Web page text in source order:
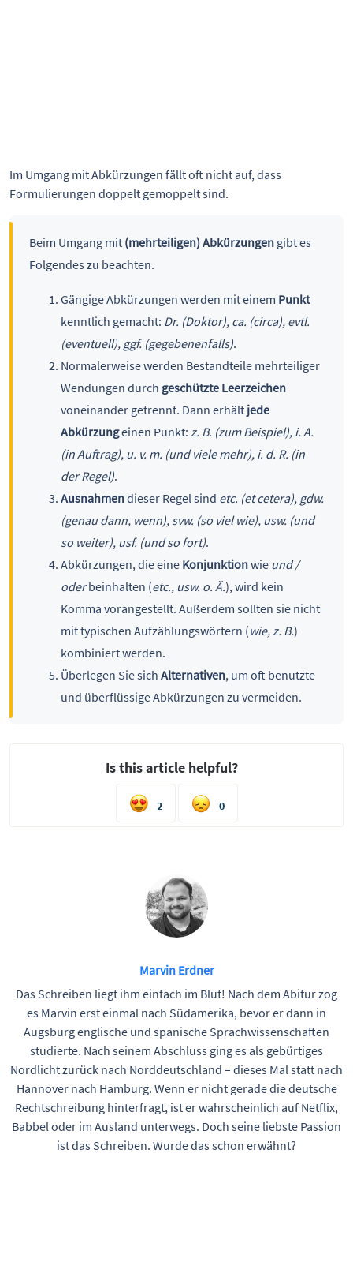
Im Umgang mit Abkürzungen fällt oft nicht auf, dass
Formulierungen doppelt gemoppelt sind.
Beim Umgang mit (mehrteiligen) Abkürzungengibt es
Folgendes zu beachten.
Gängige Abkürzungen werden mit einem Punkt
kenntlich gemacht: Dr. (Doktor), ca. (circa), evtl.
(eventuell), ggf. (gegebenenfalls).
Normalerweise werden Bestandteile mehrteiliger
Wendungen durch geschützte Leerzeichen
voneinander getrennt. Dann erhält jede
Abkürzungeinen Punkt: z. B. (zum Beispiel), i. A.
(in Auftrag), u. v. m. (und viele mehr), i. d. R. (in
der Regel).
Ausnahmendieser Regel sind etc. (et cetera), gdw.
(genau dann, wenn), svw. (so viel wie), usw. (und
so weiter), usf. (und so fort).
Abkürzungen, die eine Konjunktionwie und /
oderbeinhalten (etc., usw. o. Ä.), wird kein
Komma vorangestellt. Außerdem sollten sie nicht
mit typischen Aufzählungswörtern (wie, z. B.)
kombiniert werden.
Überlegen Sie sich Alternativen, um oft benutzte
und überflüssige Abkürzungen zu vermeiden.
Is this article helpful?
2 0
Marvin Erdner
Das Schreiben liegt ihm einfach im Blut! Nach dem Abitur zog
es Marvin erst einmal nach Südamerika, bevor er dann in
Augsburg englische und spanische Sprachwissenschaften
studierte. Nach seinem Abschluss ging es als gebürtiges
Nordlicht zurück nach Norddeutschland – dieses Mal statt nach
Hannover nach Hamburg. Wenn er nicht gerade die deutsche
Rechtschreibung hinterfragt, ist er wahrscheinlich auf Netflix,
Babbel oder im Ausland unterwegs. Doch seine liebste Passion
ist das Schreiben. Wurde das schon erwähnt?